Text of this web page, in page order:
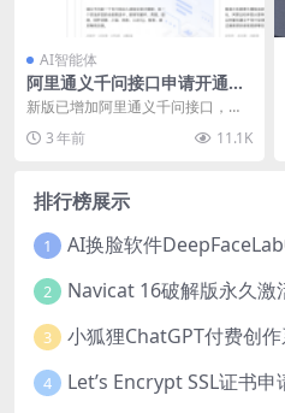
AI智能体
阿里通义千问接口申请开通教
程
新版已增加阿里通义千问接口，申
请教程对照如下 一、开通DashSco
pe 访问DashScope控制台：http
m/overview 在“开通服务”项下，点
3 年前 11.1K
排行榜展示
1
2
3
4